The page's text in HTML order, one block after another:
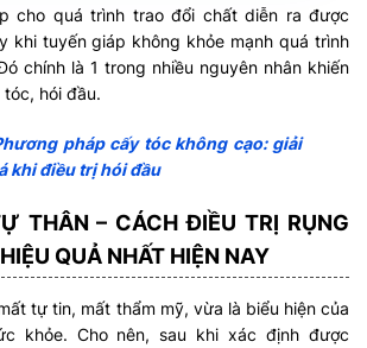
cho quá trình trao đổi chất diễn ra được
khi tuyến giáp không khỏe mạnh quá trình
chính là 1 trong nhiều nguyên nhân khiến
hói đầu.
pháp cấy tóc không cạo: giải
khi điều trị hói đầu
THÂN – CÁCH ĐIỀU TRỊ RỤNG
QUẢ NHẤT HIỆN NAY
tự tin, mất thẩm mỹ, vừa là biểu hiện của
khỏe. Cho nên, sau khi xác định được